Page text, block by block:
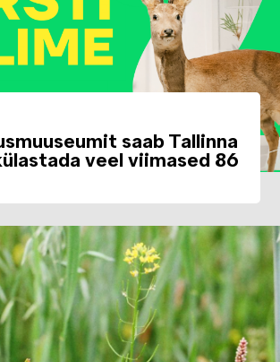
saab Tallinna
veel viimased 86